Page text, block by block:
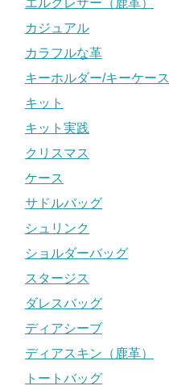
カジュアル
カラフルな革
キーホルダー/キーケース
キット
キット実践
クリスマス
ケース
サドルバッグ
シュリンク
ショルダーバッグ
スタージス
ダレスバッグ
ディアシーブ
ディアスキン（鹿革）
トートバッグ